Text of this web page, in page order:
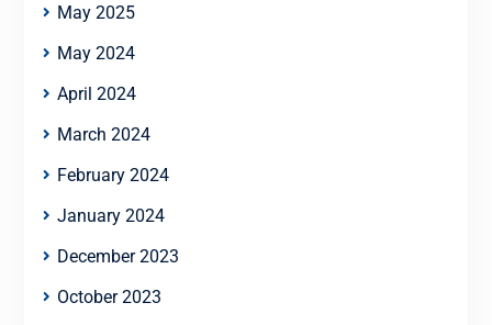
May 2025
May 2024
April 2024
March 2024
February 2024
January 2024
December 2023
October 2023